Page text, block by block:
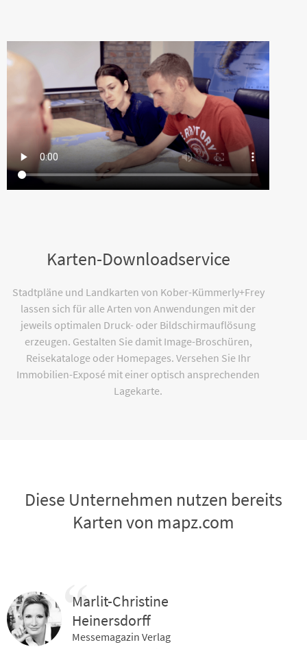
Karten-Downloadservice
Stadtpläne und Landkarten von Kober-Kümmerly+Frey
lassen sich für alle Arten von Anwendungen mit der
jeweils optimalen Druck- oder Bildschirmauflösung
erzeugen. Gestalten Sie damit Image-Broschüren,
Reisekataloge oder Homepages. Versehen Sie Ihr
Immobilien-Exposé mit einer optisch ansprechenden
Lagekarte.
Diese Unternehmen nutzen bereits
Karten von mapz.com
Marlit-Christine
Heinersdorff
Messemagazin Verlag